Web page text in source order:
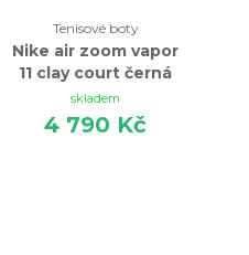
Tenisové boty
Nike air zoom vapor
11 clay court černá
skladem
4 790 Kč